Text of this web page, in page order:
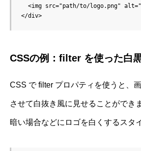
<img src="path/to/logo.png"
CSSの例：filter を使った白
CSS で filter プロパティを使うと、
させて白抜き風に見せることができ
暗い場合などにロゴを白くするスタ